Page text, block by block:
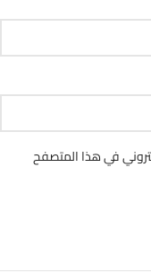
في هذا المتصفح